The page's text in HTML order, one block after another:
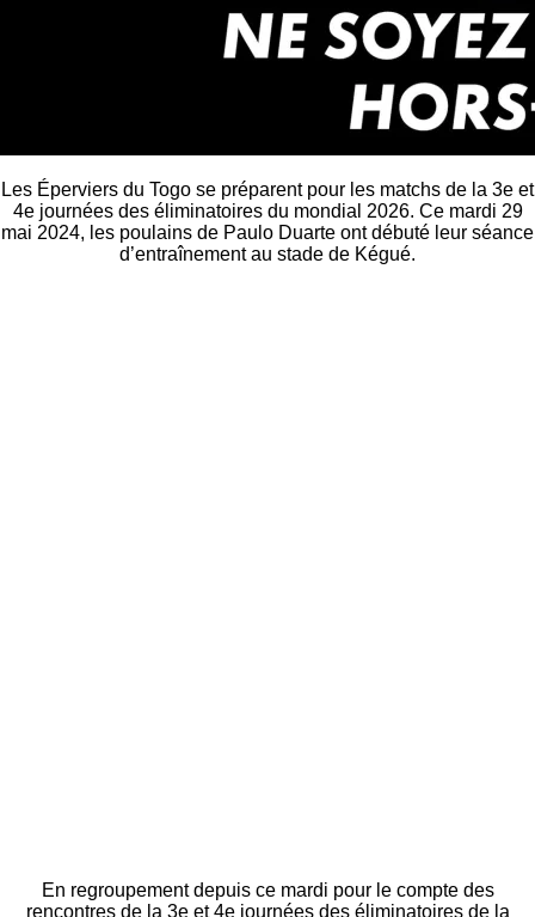
Les Éperviers du Togo se préparent pour les matchs de la 3e et
4e journées des éliminatoires du mondial 2026. Ce mardi 29
mai 2024, les poulains de Paulo Duarte ont débuté leur séance
d’entraînement au stade de Kégué.
En regroupement depuis ce mardi pour le compte des
rencontres de la 3e et 4e journées des éliminatoires de la